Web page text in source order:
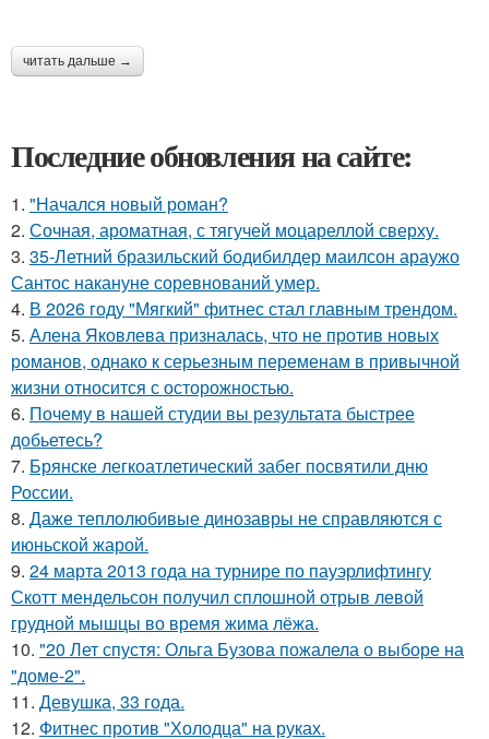
читать дальше →
Последние обновления на сайте:
1. "Начался новый роман?
2. Сочная, ароматная, с тягучей моцареллой сверху.
3. 35-Летний бразильский бодибилдер маилсон араужо
Сантос накануне соревнований умер.
4. В 2026 году "Мягкий" фитнес стал главным трендом.
5. Алена Яковлева призналась, что не против новых
романов, однако к серьезным переменам в привычной
жизни относится с осторожностью.
6. Почему в нашей студии вы результата быстрее
добьетесь?
7. Брянске легкоатлетический забег посвятили дню
России.
8. Даже теплолюбивые динозавры не справляются с
июньской жарой.
9. 24 марта 2013 года на турнире по пауэрлифтингу
Скотт мендельсон получил сплошной отрыв левой
грудной мышцы во время жима лёжа.
10. "20 Лет спустя: Ольга Бузова пожалела о выборе на
"доме-2".
11. Девушка, 33 года.
12. Фитнес против "Холодца" на руках.